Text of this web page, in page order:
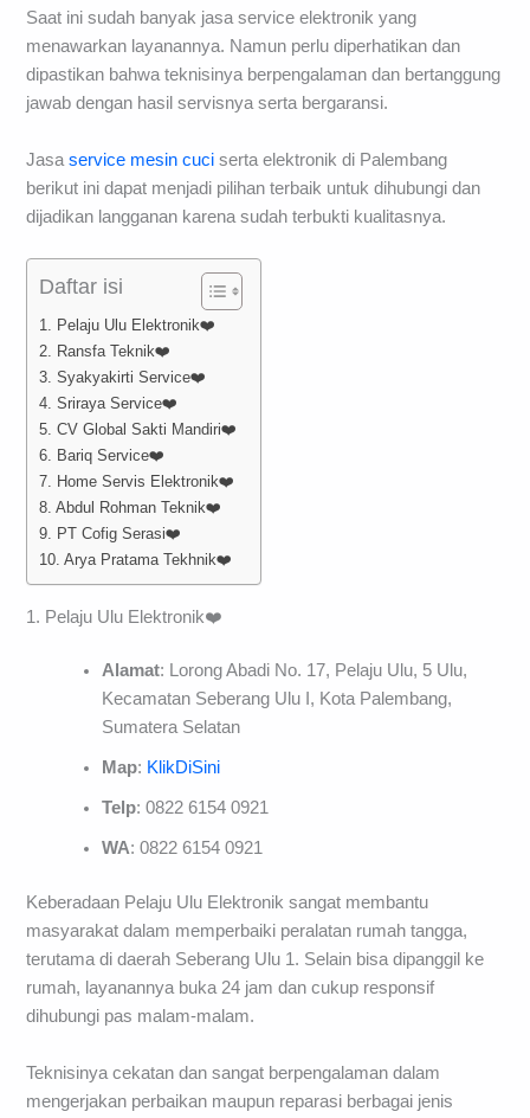
Saat ini sudah banyak jasa service elektronik yang
menawarkan layanannya. Namun perlu diperhatikan dan
dipastikan bahwa teknisinya berpengalaman dan bertanggung
jawab dengan hasil servisnya serta bergaransi.
Jasaservice mesin cuci serta elektronik di Palembang
berikut ini dapat menjadi pilihan terbaik untuk dihubungi dan
dijadikan langganan karena sudah terbukti kualitasnya.
Daftar isi
1. Pelaju Ulu Elektronik❤️
2. Ransfa Teknik❤️
3. Syakyakirti Service❤️
4. Sriraya Service❤️
5. CV Global Sakti Mandiri❤️
6. Bariq Service❤️
7. Home Servis Elektronik❤️
8. Abdul Rohman Teknik❤️
9. PT Cofig Serasi❤️
10. Arya Pratama Tekhnik❤️
1. Pelaju Ulu Elektronik❤️
Alamat: Lorong Abadi No. 17, Pelaju Ulu, 5 Ulu,
Kecamatan Seberang Ulu I, Kota Palembang,
Sumatera Selatan
Map: KlikDiSini
Telp: 0822 6154 0921
WA: 0822 6154 0921
Keberadaan Pelaju Ulu Elektronik sangat membantu
masyarakat dalam memperbaiki peralatan rumah tangga,
terutama di daerah Seberang Ulu 1. Selain bisa dipanggil ke
rumah, layanannya buka 24 jam dan cukup responsif
dihubungi pas malam-malam.
Teknisinya cekatan dan sangat berpengalaman dalam
mengerjakan perbaikan maupun reparasi berbagai jenis